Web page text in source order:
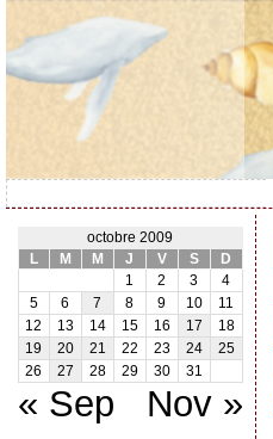
octobre 2009
L
M M J V S
D
1
2 3
4
5
6 7 8 9 10
11
12
13 14 15 16 17
18
19
20 21 22 23 24
25
26
27 28 29 30 31
« Sep Nov »